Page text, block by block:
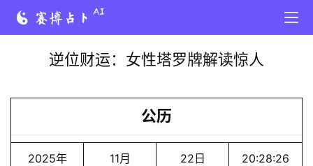
逆位财运：女性塔罗牌解读惊人
公历
2025年 11月 22日 20:28:26